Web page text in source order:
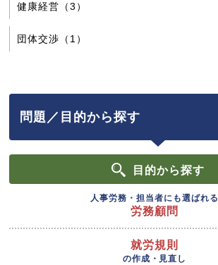
健康経営（3）
団体交渉（1）
問題／目的から探す
目的から探す
人事労務・担当者にも選ばれる
労務顧問
就労規則
の作成・見直し